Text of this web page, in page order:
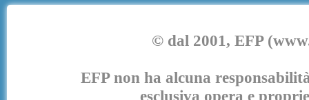
© dal 2001, EFP
EFP non ha alcuna
esclusiva opera e